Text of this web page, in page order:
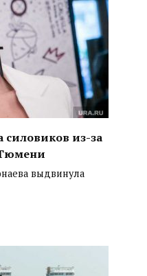
силовиков из-за
выдвинула